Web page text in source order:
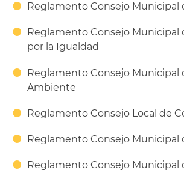
Reglamento Consejo Municipal
Reglamento Consejo Municipal
por la Igualdad
Reglamento Consejo Municipal
Ambiente
Reglamento Consejo Local de
Reglamento Consejo Municipal
Reglamento Consejo Municipal